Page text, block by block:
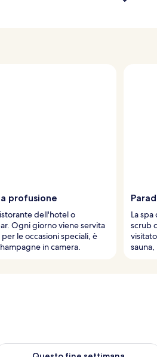
profusione
dell'hotel o
Ogni giorno viene servita
le occasioni speciali, è
in camera.
La
scrub
- ago 9la disponibilità per questo